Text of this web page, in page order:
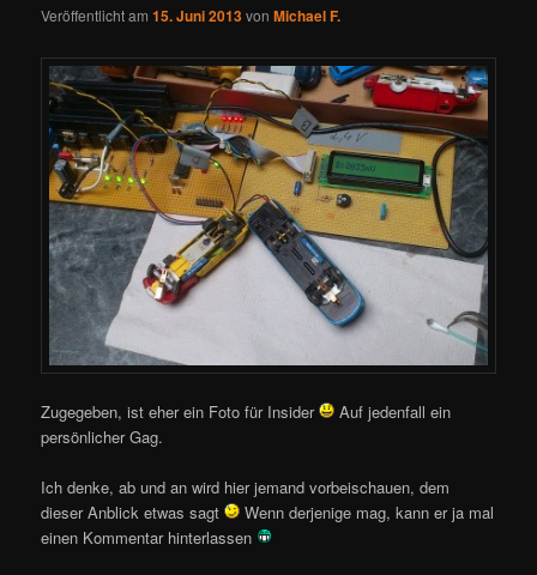
Veröffentlicht am15. Juni 2013vonMichael F.
Zugegeben, ist eher ein Foto für Insider
Auf jedenfall ein
persönlicher Gag.
Ich denke, ab und an wird hier jemand vorbeischauen, dem
dieser Anblick etwas sagt
Wenn derjenige mag, kann er ja mal
einen Kommentar hinterlassen